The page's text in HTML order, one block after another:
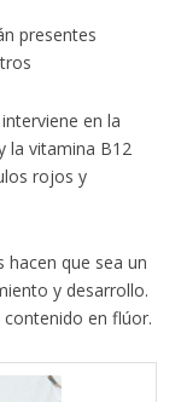
presentes
en la
la vitamina B12
rojos y
hacen que sea un
y desarrollo.
en flúor.